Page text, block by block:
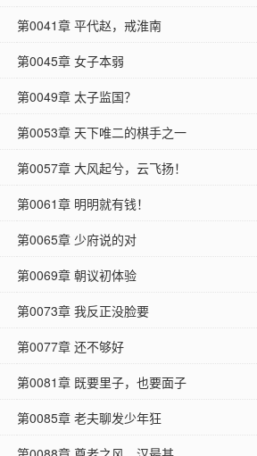
第0041章 平代赵，戒淮南
第0045章 女子本弱
第0049章 太子监国？
第0053章 天下唯二的棋手之一
第0057章 大风起兮，云飞扬！
第0061章 明明就有钱！
第0065章 少府说的对
第0069章 朝议初体验
第0073章 我反正没脸要
第0077章 还不够好
第0081章 既要里子，也要面子
第0085章 老夫聊发少年狂